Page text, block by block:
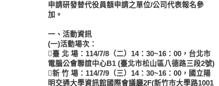
申請研發替代役員額申請之單位/公司代表報名參
加。
一、活動資訊
(一)活動場次：
臺 北 場：114/7/8（二）14：30~16：00，台北市
電腦公會聯誼中心B1 (臺北市松山區八德路三段2號)
新 竹 場：114/7/9（三）14：30~16：00，國立陽
明交通大學資訊館國際會議廳2F(新竹市大學路1001